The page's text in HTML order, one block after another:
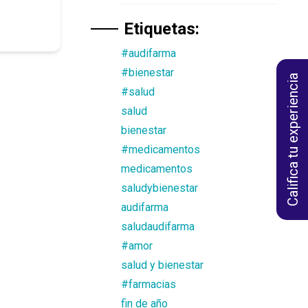
Etiquetas:
#audifarma
#bienestar
#salud
salud
bienestar
#medicamentos
medicamentos
saludybienestar
audifarma
saludaudifarma
#amor
salud y bienestar
#farmacias
fin de año
Califica tu experiencia